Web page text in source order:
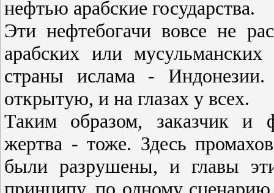
нефтью арабские государства.
Эти нефтебогачи вовсе не
арабских или
страны ислама -
открытую, и на глазах у всех.
Таким образом, заказчик и
жертва - тоже. Здесь
были разрушены, и главы
принципу, по одному